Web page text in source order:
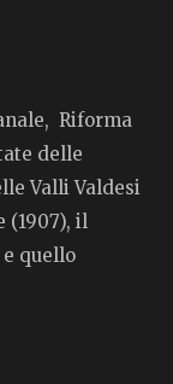
Riforma
delle
Valli Valdesi
(1907), il
quello